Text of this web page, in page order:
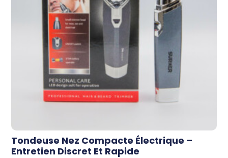
Tondeuse Nez Compacte Électrique –
Entretien Discret Et Rapide